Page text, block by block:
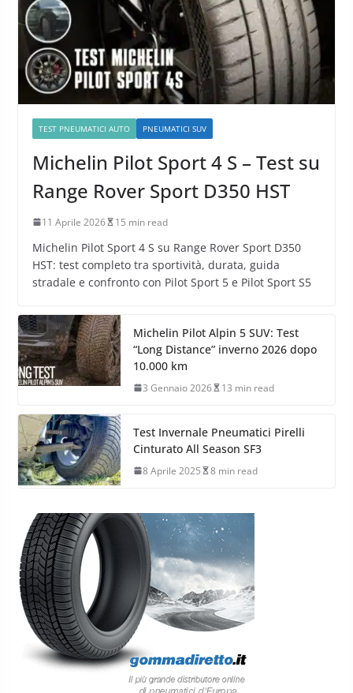
TEST PNEUMATICI AUTO PNEUMATICI SUV
Michelin Pilot Sport 4 S – Test su
Range Rover Sport D350 HST
11 Aprile 2026 15 min read
Michelin Pilot Sport 4 S su Range Rover Sport D350
HST: test completo tra sportività, durata, guida
stradale e confronto con Pilot Sport 5 e Pilot Sport S5
Michelin Pilot Alpin 5 SUV: Test
“Long Distance” inverno 2026 dopo
10.000 km
3 Gennaio 2026 13 min read
Test Invernale Pneumatici Pirelli
Cinturato All Season SF3
8 Aprile 2025 8 min read